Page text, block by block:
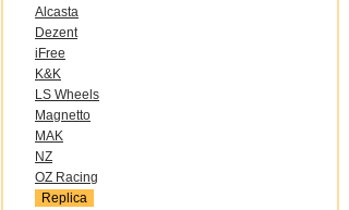
Alcasta
Dezent
iFree
K&K
LS Wheels
Magnetto
MAK
NZ
OZ Raсing
Replica